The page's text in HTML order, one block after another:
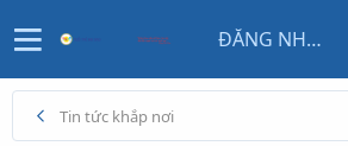
ĐĂNG NHẬP
Tin tức khắp nơi